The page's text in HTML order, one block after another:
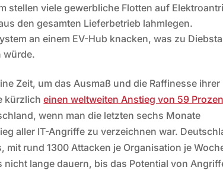
stellen viele gewerbliche Flotten auf
den gesamten Lieferbetrieb lahmlegen.
an einem EV-Hub knacken, was zu
würde.
Zeit, um das Ausmaß und die Raffinesse ihrer
kürzlicheinen weltweiten Anstieg von 59
wenn man die letzten sechs Monate
aller IT-Angriffe zu verzeichnen war.
rund 1300 Attacken je Organisation je
lange dauern, bis das Potential von